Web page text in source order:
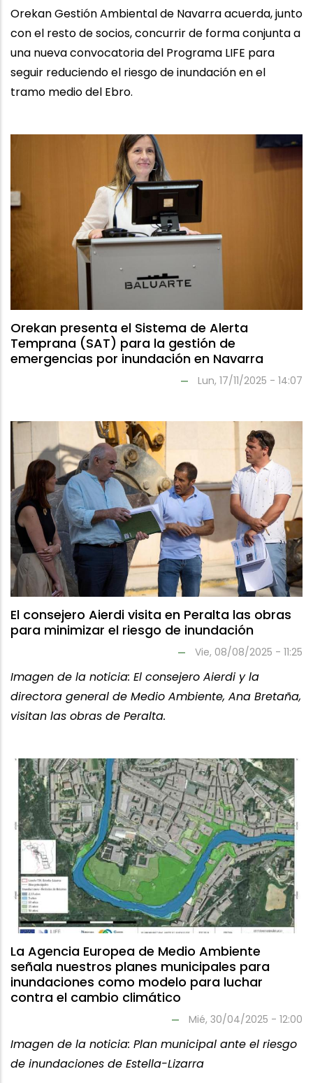
Orekan Gestión Ambiental de Navarra acuerda, junto
con el resto de socios, concurrir de forma conjunta a
una nueva convocatoria del Programa LIFE para
seguir reduciendo el riesgo de inundación en el
tramo medio del Ebro.
Orekan presenta el Sistema de Alerta
Temprana (SAT) para la gestión de
emergencias por inundación en Navarra
Lun, 17/11/2025 - 14:07
El consejero Aierdi visita en Peralta las obras
para minimizar el riesgo de inundación
Vie, 08/08/2025 - 11:25
Imagen de la noticia: El consejero Aierdi y la
directora general de Medio Ambiente, Ana Bretaña,
visitan las obras de Peralta.
La Agencia Europea de Medio Ambiente
señala nuestros planes municipales para
inundaciones como modelo para luchar
contra el cambio climático
Mié, 30/04/2025 - 12:00
Imagen de la noticia: Plan municipal ante el riesgo
de inundaciones de Estella-Lizarra